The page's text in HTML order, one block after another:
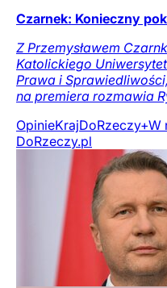
Czarnek: Konieczny
Z Przemysławem
Katolickiego
Prawa i
na premiera rozmawia
OpinieKrajDoRzeczy+W
DoRzeczy.pl